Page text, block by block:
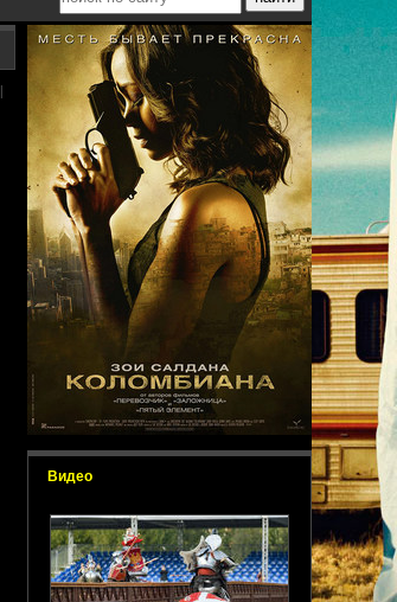
Видео